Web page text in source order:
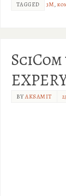
TAGGED 3M,
BYAKSAMIT